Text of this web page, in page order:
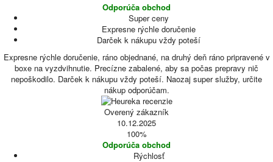
Odporúča obchod
Super ceny
Expresne rýchle doručenie
Darček k nákupu vždy poteší
Expresne rýchle doručenie, ráno objednané, na druhý deň ráno pripravené v
boxe na vyzdvihnutie. Precízne zabalené, aby sa počas prepravy nič
nepoškodilo. Darček k nákupu vždy poteší. Naozaj super služby, určite
nákup odporúčam.
Overený zákazník
10.12.2025
100%
Odporúča obchod
Rýchlosť